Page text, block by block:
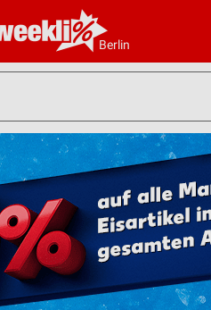
Berlin